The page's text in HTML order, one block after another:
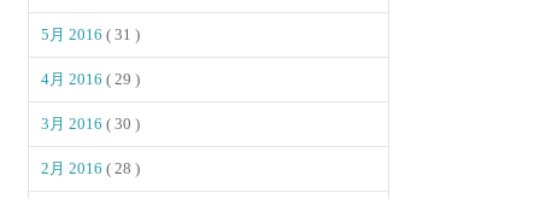
5月 2016( 31 )
4月 2016( 29 )
3月 2016( 30 )
2月 2016( 28 )